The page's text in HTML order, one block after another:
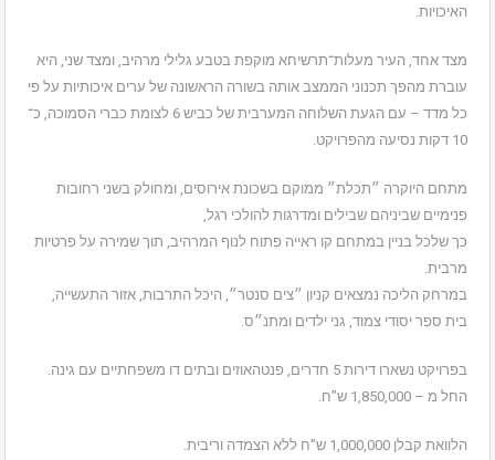
האיכויות.
מצד אחד, העיר מעלות־תרשיחא מוקפת בטבע גלילי מרהיב, ומצד שני, היא
עוברת מהפך תכנוני הממצב אותה בשורה הראשונה של ערים איכותיות על פי
כל מדד – עם הגעת השלוחה המערבית של כביש 6 לצומת כברי הסמוכה, כ־
10 דקות נסיעה מהפרויקט.
מתחם היוקרה ״תכלת״ ממוקם בשכונת אירוסים, ומחולק בשני רחובות
פנימיים שביניהם שבילים ומדרגות להולכי רגל,
כך שלכל בניין במתחם קו ראייה פתוח לנוף המרהיב, תוך שמירה על פרטיות
מרבית.
במרחק הליכה נמצאים קניון ״צים סנטר״, היכל התרבות, אזור התעשייה,
בית ספר יסודי צמוד, גני ילדים ומתנ״ס.
בפרויקט נשארו דירות 5 חדרים, פנטהאוזים ובתים דו משפחתיים עם גינה.
החל מ – 1,850,000 ש”ח.
הלוואת קבלן 1,000,000 ש”ח ללא הצמדה וריבית.